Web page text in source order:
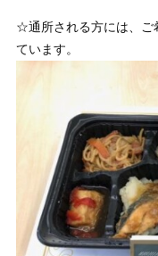
☆通所される方には、ご
ています。